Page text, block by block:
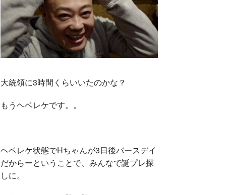
大統領に3時間くらいいたのかな？
もうヘベレケです。。
ヘベレケ状態でHちゃんが3日後バースデイ
だからーということで、みんなで誕プレ探
しに。